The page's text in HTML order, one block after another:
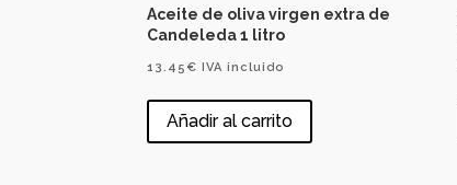
Aceite de oliva virgen extra de
Candeleda 1 litro
13.45 € IVA incluido
Añadir al carrito